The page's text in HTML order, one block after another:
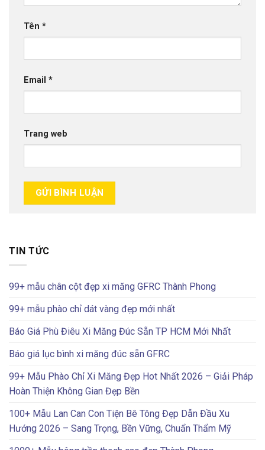
Tên *
Email *
Trang web
TIN TỨC
99+ mẫu chân cột đẹp xi măng GFRC Thành Phong
99+ mẫu phào chỉ dát vàng đẹp mới nhất
Báo Giá Phù Điêu Xi Măng Đúc Sẵn TP HCM Mới Nhất
Báo giá lục bình xi măng đúc sẵn GFRC
99+ Mẫu Phào Chỉ Xi Măng Đẹp Hot Nhất 2026 – Giải Pháp
Hoàn Thiện Không Gian Đẹp Bền
100+ Mẫu Lan Can Con Tiện Bê Tông Đẹp Dẫn Đầu Xu
Hướng 2026 – Sang Trọng, Bền Vững, Chuẩn Thẩm Mỹ